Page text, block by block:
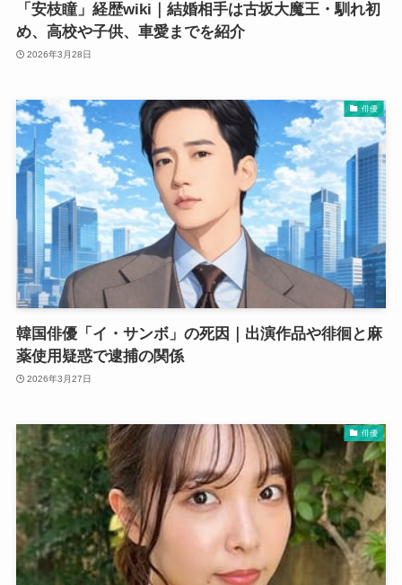
「安枝瞳」経歴wiki｜結婚相手は古坂大魔王・馴れ初
め、高校や子供、車愛までを紹介
2026年3月28日
俳優
韓国俳優「イ・サンボ」の死因｜出演作品や徘徊と麻
薬使用疑惑で逮捕の関係
2026年3月27日
俳優